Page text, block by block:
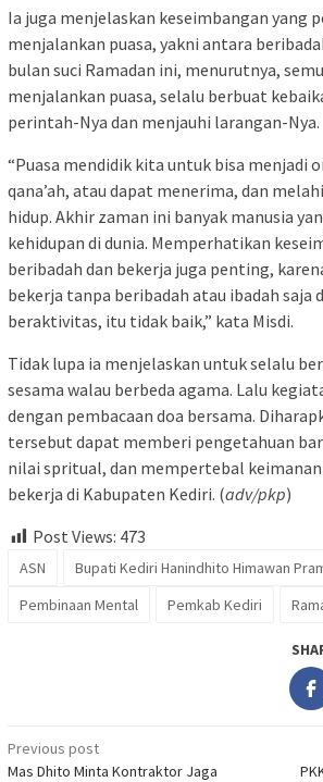
Ia juga menjelaskan keseimbangan yang
menjalankan puasa, yakni antara
bulan suci Ramadan ini, menurutnya,
menjalankan puasa, selalu berbuat
perintah-Nya dan menjauhi larangan-Nya.
“Puasa mendidik kita untuk bisa menjadi
qana’ah, atau dapat menerima, dan
hidup. Akhir zaman ini banyak manusia
kehidupan di dunia. Memperhatikan
beribadah dan bekerja juga penting,
bekerja tanpa beribadah atau ibadah saja
beraktivitas, itu tidak baik,” kata Misdi.
Tidak lupa ia menjelaskan untuk selalu
sesama walau berbeda agama. Lalu
dengan pembacaan doa bersama.
tersebut dapat memberi pengetahuan
nilai spritual, dan mempertebal keimanan
bekerja di Kabupaten Kediri. (adv/pkp)
Post Views: 473
ASN Bupati Kediri Hanindhito Himawan
Pembinaan Mental
Pemkab Kediri
Post
Previous post
Mas Dhito Minta Kontraktor Jaga